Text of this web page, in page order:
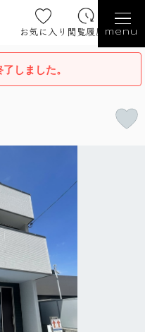
お気に入り 閲覧履歴 menu
しました。